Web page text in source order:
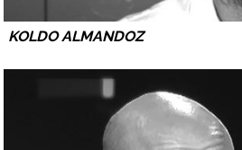
KOLDO ALMANDOZ